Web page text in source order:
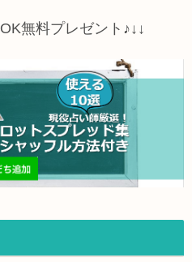
無料プレゼント♪↓↓